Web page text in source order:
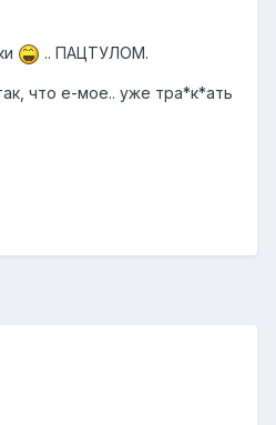
.. ПАЦТУЛОМ.
что е-мое.. уже тра*к*ать